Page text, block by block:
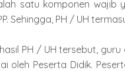
satu komponen wajib
Sehingga, PH / UH
PH / UH tersebut,
oleh Peserta Didik.